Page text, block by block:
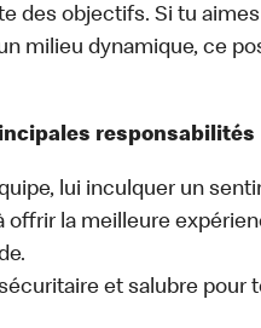
des objectifs. Si tu
milieu dynamique, ce
responsabilités
lui inculquer un
offrir la meilleure
et salubre pour